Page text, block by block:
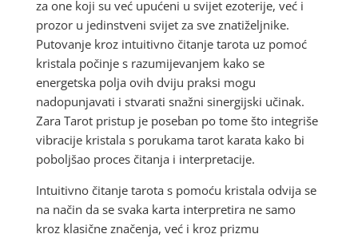
za one koji su već upućeni u svijet ezoterije, već i
prozor u jedinstveni svijet za sve znatiželjnike.
Putovanje kroz intuitivno čitanje tarota uz pomoć
kristala počinje s razumijevanjem kako se
energetska polja ovih dviju praksi mogu
nadopunjavati i stvarati snažni sinergijski učinak.
Zara Tarot pristup je poseban po tome što integriše
vibracije kristala s porukama tarot karata kako bi
poboljšao proces čitanja i interpretacije.
Intuitivno čitanje tarota s pomoću kristala odvija se
na način da se svaka karta interpretira ne samo
kroz klasične značenja, već i kroz prizmu